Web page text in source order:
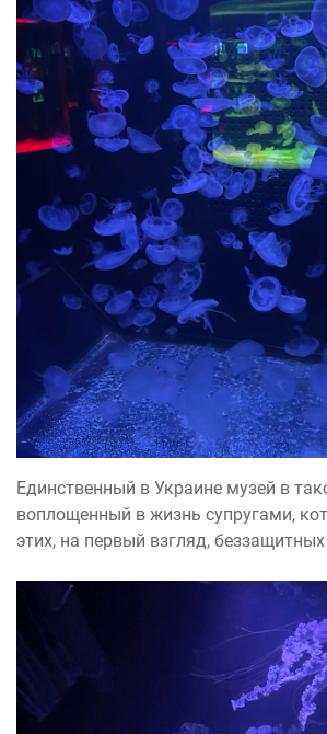
Единственный в Украине музей в
воплощенный в жизнь супругами,
этих, на первый взгляд,